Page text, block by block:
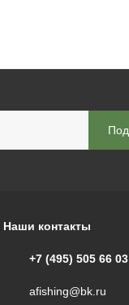
Наши контакты
+7 (495) 505 66 03
afishing@bk.ru